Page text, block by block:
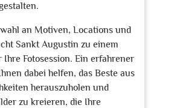
an Motiven, Locations und
Sankt Augustin zu einem
Fotosession. Ein erfahrener
dabei helfen, das Beste aus
herauszuholen und
zu kreieren, die Ihre